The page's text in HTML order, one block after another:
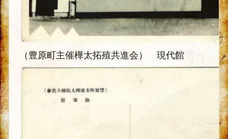
（豊原町主催樺太拓殖共進会） 現代館